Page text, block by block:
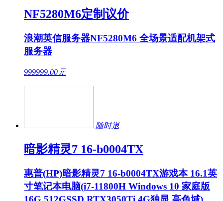
NF5280M6定制议价
浪潮英信服务器NF5280M6 全场景适配机架式
服务器
999999.00元
随时退
暗影精灵7 16-b0004TX
惠普(HP)暗影精灵7 16-b0004TX游戏本 16.1英
寸笔记本电脑(i7-11800H Windows 10 家庭版